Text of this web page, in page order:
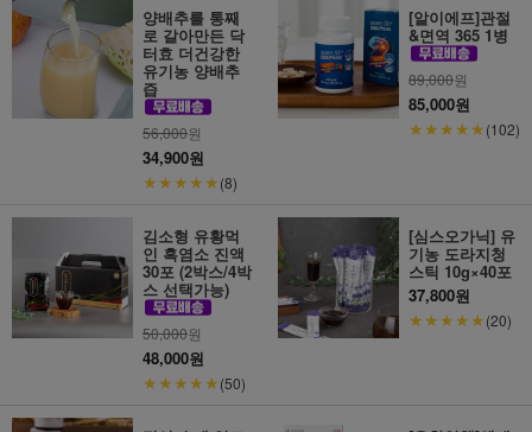
양배추를 통째
로 갈아만든 닥
터효 더건강한
유기농 양배추
즙
56,000원
34,900원
★★★★★(8)
[알이에프]관절
&면역 365 1병
89,000원
85,000원
★★★★★(102)
김소형 유황먹
인 흑염소 진액
30포 (2박스/4박
스 선택가능)
50,000원
48,000원
★★★★★(50)
[심스오가닉] 유
기농 도라지청
스틱 10g×40포
37,800원
★★★★★(20)